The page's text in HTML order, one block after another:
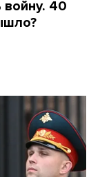
войну. 40